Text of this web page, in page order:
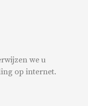
we u
op internet.